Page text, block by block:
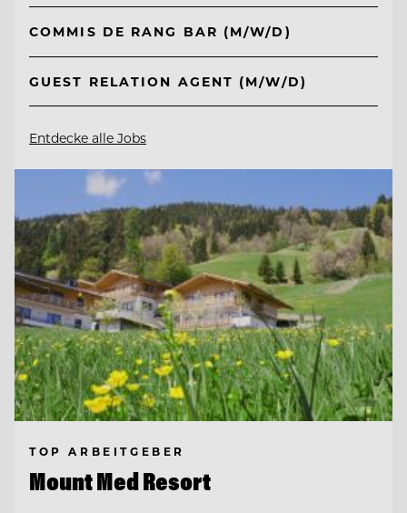
COMMIS DE RANG BAR (M/W/D)
GUEST RELATION AGENT (M/W/D)
Entdecke alle Jobs
TOP ARBEITGEBER
Mount Med Resort